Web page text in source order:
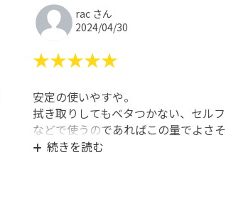
rac さん
2024/04/30
★★★★★
安定の使いやすや。
拭き取りしてもベタつかない、セルフ
などで使うのであればこの量でよさそ
うです。
続きを読む